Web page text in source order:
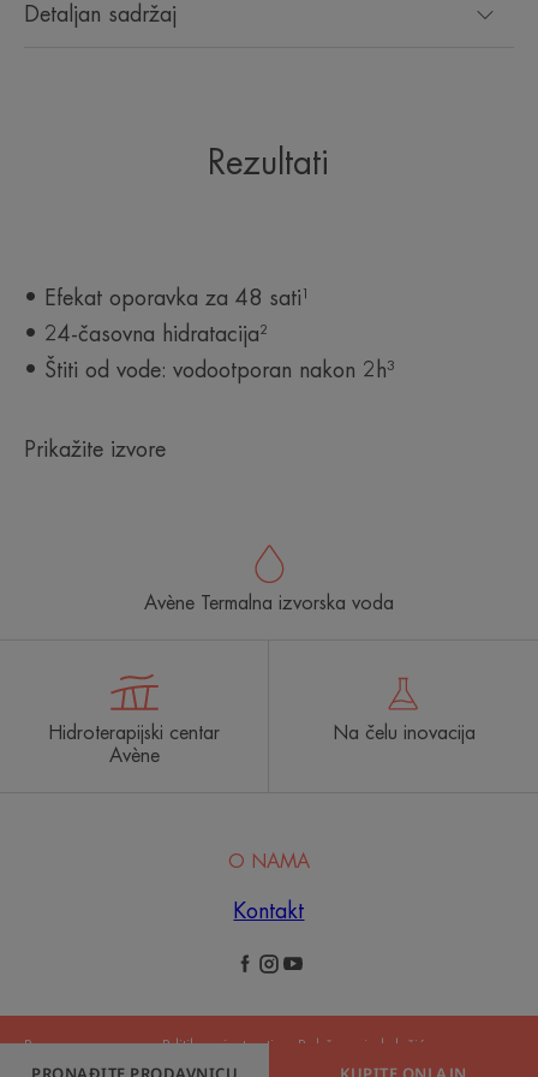
Detaljan sadržaj
Rezultati
• Efekat oporavka za 48 sati¹
• 24-časovna hidratacija²
• Štiti od vode: vodootporan nakon 2h³
Prikažite izvore
Avène Termalna izvorska voda
Hidroterapijski centar
Avène
Na čelu inovacija
O NAMA
Kontakt
Pravne napomene Politika privatnosti Podešavanja kolačića